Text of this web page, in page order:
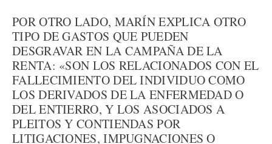
POR OTRO LADO, MARÍN EXPLICA OTRO
TIPO DE GASTOS QUE PUEDEN
DESGRAVAR EN LA CAMPAÑA DE LA
RENTA: «SON LOS RELACIONADOS CON EL
FALLECIMIENTO DEL INDIVIDUO COMO
LOS DERIVADOS DE LA ENFERMEDAD O
DEL ENTIERRO, Y LOS ASOCIADOS A
PLEITOS Y CONTIENDAS POR
LITIGACIONES, IMPUGNACIONES O